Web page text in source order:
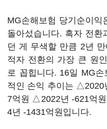
MG손해보험 당기순이
돌아섰습니다. 흑자 전환
던 게 무색할 만큼 2년
적자 전환의 가장 큰 원
로 꼽힙니다. 16일 MG손
적인 손익 추이는
7억원 △2022년 -621억
4년 -1431억원입니다.